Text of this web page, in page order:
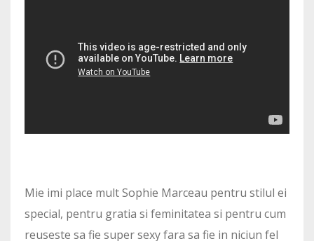
Mie imi place mult Sophie Marceau pentru stilul ei
special, pentru gratia si feminitatea si pentru cum
reuseste sa fie super sexy fara sa fie in niciun fel